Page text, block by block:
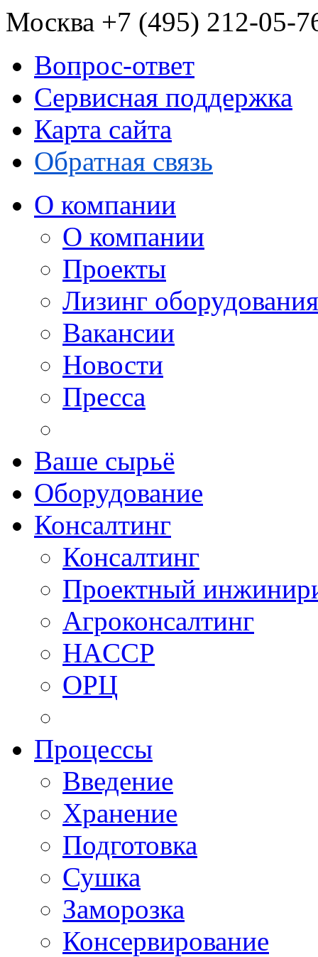
Москва +7 (495) 212-05-
Вопрос-ответ
Сервисная поддержка
Карта сайта
Обратная связь
О компании
О компании
Проекты
Лизинг оборудования
Вакансии
Новости
Пресса
Ваше сырьё
Оборудование
Консалтинг
Консалтинг
Проектный
Агроконсалтинг
HACCP
ОРЦ
Процессы
Введение
Хранение
Подготовка
Сушка
Заморозка
Консервирование